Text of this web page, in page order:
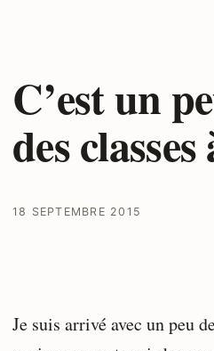
C’est un
des
18 SEPTEMBRE 2015
Je suis arrivé avec un peu